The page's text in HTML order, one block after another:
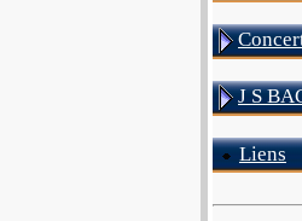
J S
Liens